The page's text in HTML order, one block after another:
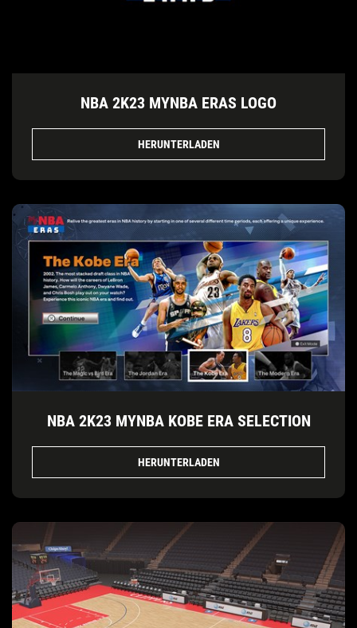
NBA 2K23 MYNBA ERAS LOGO
HERUNTERLADEN
NBA 2K23 MYNBA KOBE ERA SELECTION
HERUNTERLADEN